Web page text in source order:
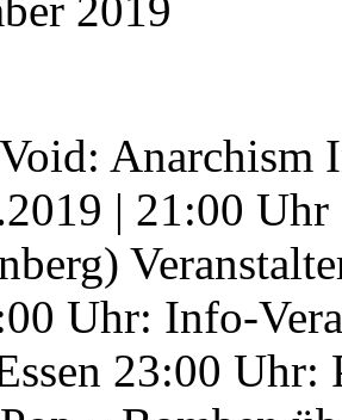
2019
| 21:00
Uhr: Info-
23:00